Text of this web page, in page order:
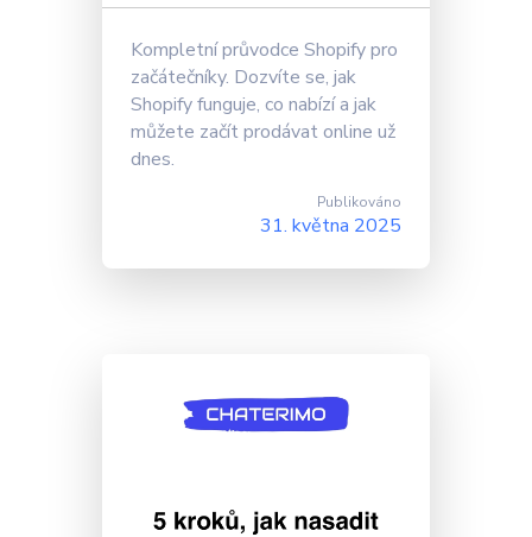
Kompletní průvodce Shopify pro
začátečníky. Dozvíte se, jak
Shopify funguje, co nabízí a jak
můžete začít prodávat online už
dnes.
Publikováno
31. května 2025